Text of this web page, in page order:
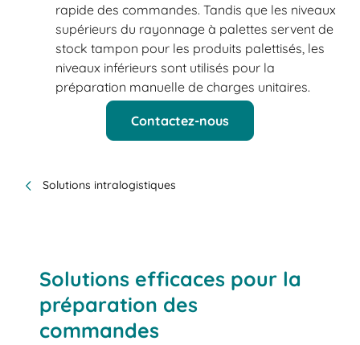
rapide des commandes. Tandis que les niveaux
supérieurs du rayonnage à palettes servent de
stock tampon pour les produits palettisés, les
niveaux inférieurs sont utilisés pour la
préparation manuelle de charges unitaires.
Contactez-nous
Solutions intralogistiques
Solutions efficaces pour la
préparation des
commandes